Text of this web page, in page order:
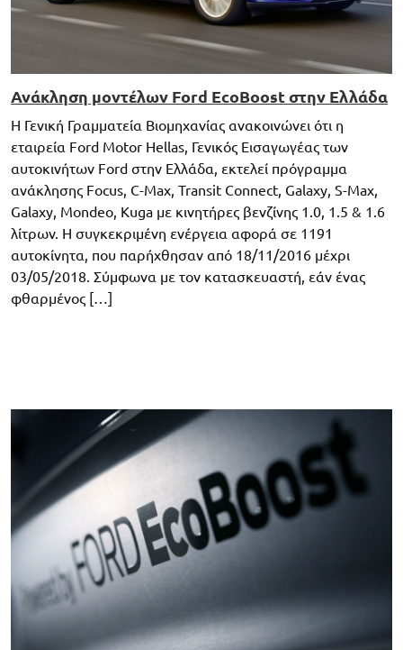
Ανάκληση μοντέλων Ford EcoBoost στην Ελλάδα
H Γενική Γραμματεία Βιομηχανίας ανακοινώνει ότι η
εταιρεία Ford Motor Hellas, Γενικός Εισαγωγέας των
αυτοκινήτων Ford στην Ελλάδα, εκτελεί πρόγραμμα
ανάκλησης Focus, C-Max, Transit Connect, Galaxy, S-Max,
Galaxy, Mondeo, Kuga µε κινητήρες βενζίνης 1.0, 1.5 & 1.6
λίτρων. Η συγκεκριμένη ενέργεια αφορά σε 1191
αυτοκίνητα, που παρήχθησαν από 18/11/2016 μέχρι
03/05/2018. Σύμφωνα µε τον κατασκευαστή, εάν ένας
φθαρμένος […]